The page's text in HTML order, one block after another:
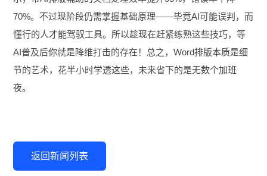
70%。不过现阶段仍需掌握基础原理——毕竟AI可能误判，而
懂行的人才能驾驭工具。所以趁现在赶紧练熟这些技巧，等
AI普及后你就是降维打击的存在！总之，Word排版本质是细
节的艺术，花半小时学透这些，未来省下的是无数个加班
夜。
返回新闻列表